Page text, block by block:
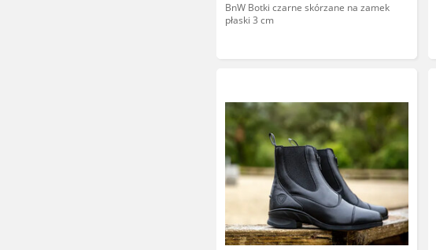
BnW Botki czarne skórzane na zamek
płaski 3 cm